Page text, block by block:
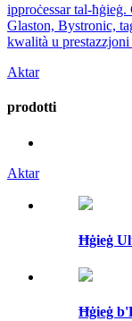
ipproċessar tal-
Glaston, Bystronic,
kwalità u
Aktar
prodotti
Aktar
Ħġieġ
Ħġieġ